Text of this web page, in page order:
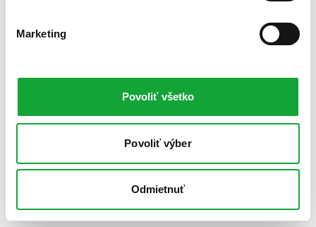
Marketing
Povoliť všetko
Povoliť výber
Odmietnuť